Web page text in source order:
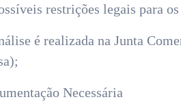
restrições legais para
é realizada na Junta
Necessária